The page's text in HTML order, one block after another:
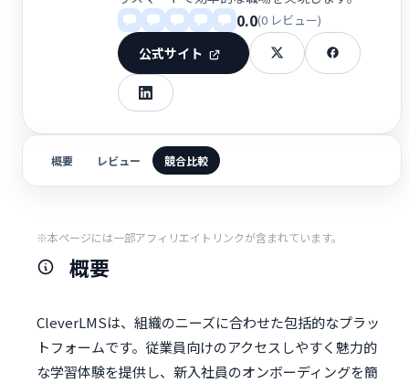
0.0(0 レビュー)
公式サイト
概要 レビュー 競合比較
※本ページには一部アフィリエイトリンクが含まれています。
概要
CleverLMSは、組織のニーズに合わせた包括的なプラッ
トフォームです。従業員向けのアクセスしやすく魅力的
な学習体験を提供し、新入社員のオンボーディングを簡